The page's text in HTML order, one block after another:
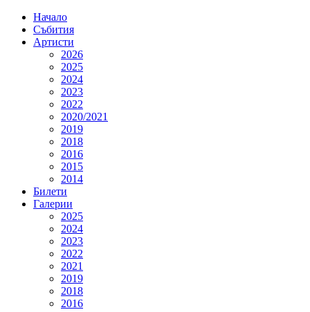
Начало
Събития
Артисти
2026
2025
2024
2023
2022
2020/2021
2019
2018
2016
2015
2014
Билети
Галерии
2025
2024
2023
2022
2021
2019
2018
2016